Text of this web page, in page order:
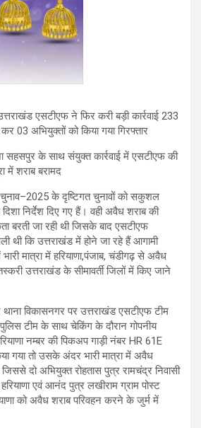
एसटीएफ ने फिर करी बड़ी कार्रवाई 233
03 अभियुक्तों को किया गया गिरफ्तार
सहसपुर के साथ संयुक्त कार्रवाई में एसटीएफ की
में शराब बरामद
चुनाव–2025 के दृष्टिगत चुनावों को सकुशल
निर्देश दिए गए हैं। वही अवैध शराब की
बरती जा रही थी जिसके बाद एसटीएफ
थी कि उत्तराखंड में होने जा रहे हैं आगामी
मात्रा में हरियाणा,पंजाब, चंडीगढ़ से अवैध
उत्तराखंड के सीमावर्ती जिलों में किए जाने
विकासनगर पर उत्तराखंड एसटीएफ टीम
पुलिस टीम के साथ चेकिंग के दौरान गोपनीय
नम्बर की पिकअप गाड़ी नंबर HR 61E
गया तो उसके अंदर भारी मात्रा में अवैध
दो अभियुक्त रोहतास पुत्र रामचंद्र निवासी
हरियाणा एवं आनंद पुत्र लखीराम ग्राम पोस्ट
को अवैध शराब परिवहन करने के जुर्म में